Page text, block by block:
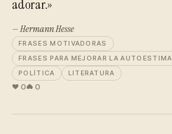
adorar.»
— Hermann Hesse
FRASES MOTIVADORAS
FRASES PARA MEJORAR LA AUTOESTIMA
POLÍTICA
LITERATURA
0 0